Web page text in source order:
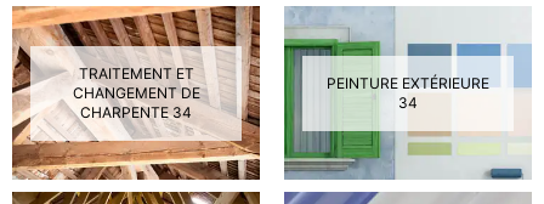
TRAITEMENT ET
CHANGEMENT DE
CHARPENTE 34
PEINTURE EXTÉRIEURE
34